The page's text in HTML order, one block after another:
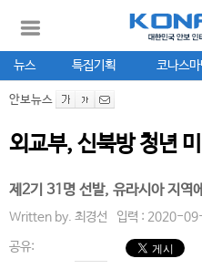
뉴스 특집기획 코나스
안보뉴스
외교부, 신북방 청년
제2기 31명 선발, 유라시아 지역
Written by. 최경선 입력 : 2020-
공유: